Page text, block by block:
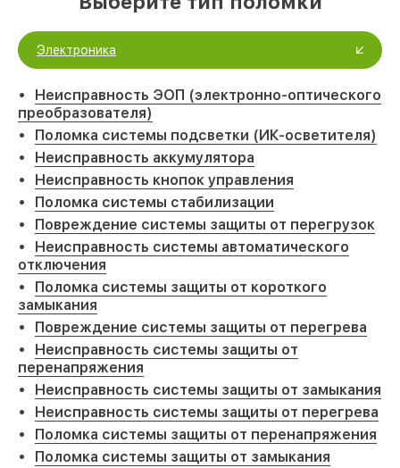
Электроника
Неисправность ЭОП (электронно-оптического
преобразователя)
Поломка системы подсветки (ИК-осветителя)
Неисправность аккумулятора
Неисправность кнопок управления
Поломка системы стабилизации
Повреждение системы защиты от перегрузок
Неисправность системы автоматического
отключения
Поломка системы защиты от короткого
замыкания
Повреждение системы защиты от перегрева
Неисправность системы защиты от
перенапряжения
Неисправность системы защиты от замыкания
Неисправность системы защиты от перегрева
Поломка системы защиты от перенапряжения
Поломка системы защиты от замыкания